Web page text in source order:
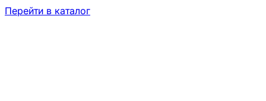
Перейти в каталог
Загрузка товаров